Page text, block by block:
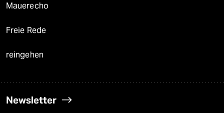
Mauerecho
Freie Rede
reingehen
Newsletter